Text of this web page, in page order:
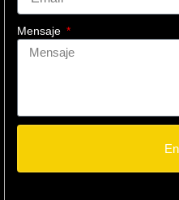
Mensaje